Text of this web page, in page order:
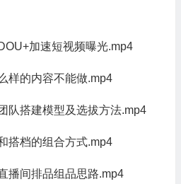
加速短视频曝光.mp4
样的内容不能做.mp4
队搭建模型及选拔方法.mp4
搭档的组合方式.mp4
播间排品组品思路.mp4